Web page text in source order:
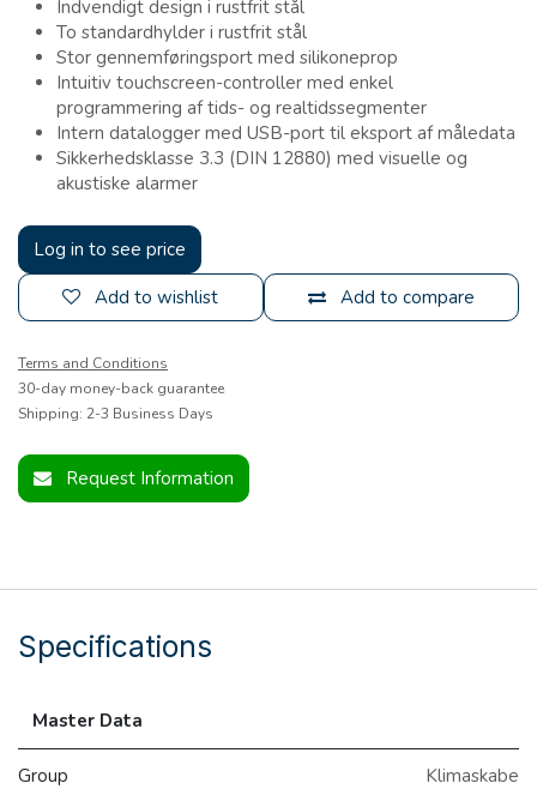
Indvendigt design i rustfrit stål
To standardhylder i rustfrit stål
Stor gennemføringsport med silikoneprop
Intuitiv touchscreen-controller med enkel
programmering af tids- og realtidssegmenter
Intern datalogger med USB-port til eksport af måledata
Sikkerhedsklasse 3.3 (DIN 12880) med visuelle og
akustiske alarmer
Log in to see price
Add to compare
Add to wishlist
Terms and Conditions
30-day money-back guarantee
Shipping: 2-3 Business Days
Request Information
Specifications
Master Data
Group Klimaskabe